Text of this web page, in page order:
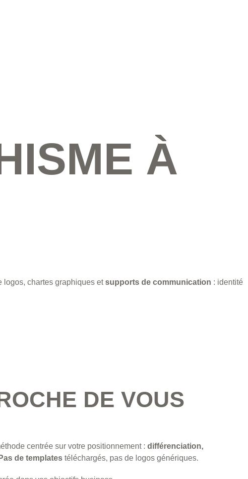
À
logos, chartes graphiques etsupports de communication : identité
DE VOUS
centrée sur votre positionnement : différenciation,
Pas de templates téléchargés, pas de logos génériques.